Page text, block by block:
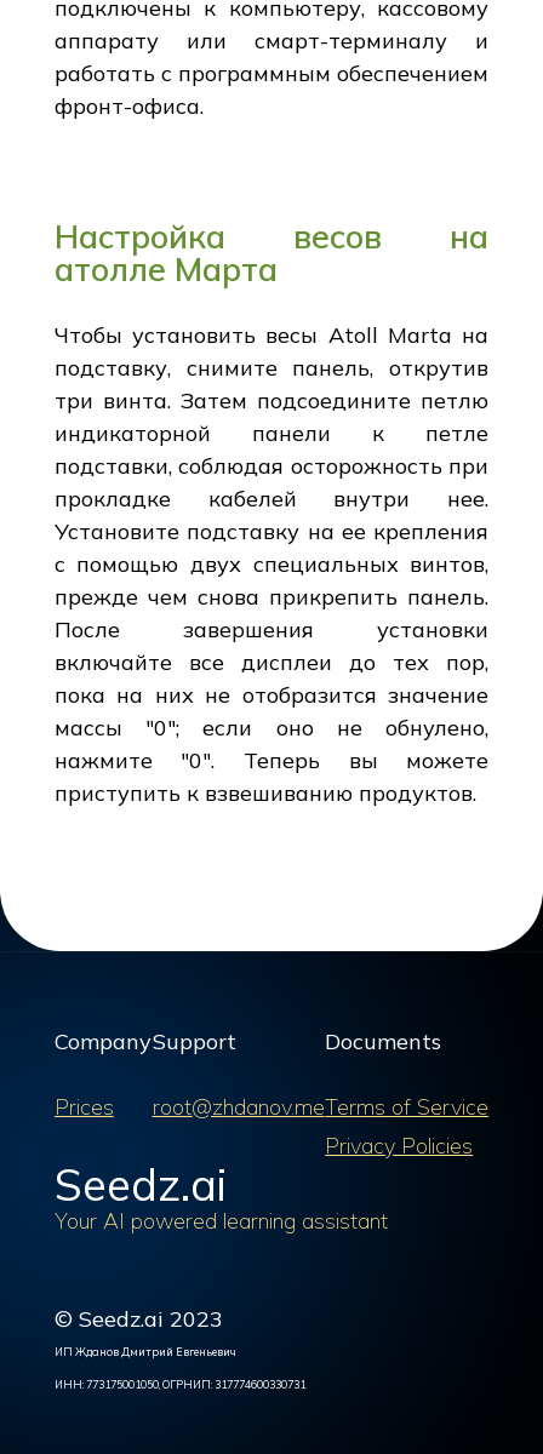
подключены к компьютеру, кассовому
аппарату или смарт-терминалу и
работать с программным обеспечением
фронт-офиса.
Настройка весов на
атолле Марта
Чтобы установить весы Atoll Marta на
подставку, снимите панель, открутив
три винта. Затем подсоедините петлю
индикаторной панели к петле
подставки, соблюдая осторожность при
прокладке кабелей внутри нее.
Установите подставку на ее крепления
с помощью двух специальных винтов,
прежде чем снова прикрепить панель.
После завершения установки
включайте все дисплеи до тех пор,
пока на них не отобразится значение
массы "0"; если оно не обнулено,
нажмите "0". Теперь вы можете
приступить к взвешиванию продуктов.
Company
Prices
Support
root@zhdanov.me
Documents
Terms of Service
Privacy Policies
Seedz.ai
Your AI powered learning assistant
© Seedz.ai 2023
ИП Жданов Дмитрий Евгеньевич
ИНН: 773175001050, ОГРНИП: 317774600330731